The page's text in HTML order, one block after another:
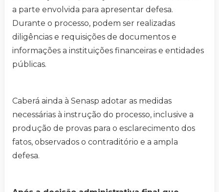
a parte envolvida para apresentar defesa.
Durante o processo, podem ser realizadas
diligências e requisições de documentos e
informações a instituições financeiras e entidades
públicas.
Caberá ainda à Senasp adotar as medidas
necessárias à instrução do processo, inclusive a
produção de provas para o esclarecimento dos
fatos, observados o contraditório e a ampla
defesa.